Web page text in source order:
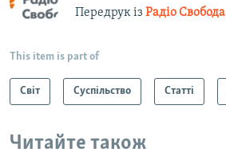
Передрук із Радіо Свобода
This item is part of
Світ Суспільство Статті
Читайте також